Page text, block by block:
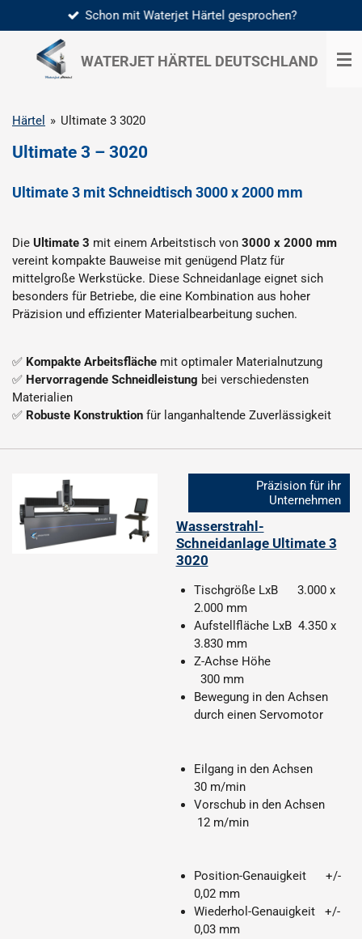
Hauptinhalt
springen
WATERJET HÄRTEL DEUTSCHLAND
Schon mit Waterjet Härtel gesprochen?
Härtel » Ultimate 3 3020
Ultimate 3 – 3020
Ultimate 3 mit Schneidtisch 3000 x 2000 mm
Die Ultimate 3 mit einem Arbeitstisch von 3000 x 2000 mm
vereint kompakte Bauweise mit genügend Platz für
mittelgroße Werkstücke. Diese Schneidanlage eignet sich
besonders für Betriebe, die eine Kombination aus hoher
Präzision und effizienter Materialbearbeitung suchen.
✅ Kompakte Arbeitsfläche mit optimaler Materialnutzung
✅ Hervorragende Schneidleistung bei verschiedensten
Materialien
✅ Robuste Konstruktion für langanhaltende Zuverlässigkeit
Präzision für ihr
Unternehmen
Wasserstrahl-
Schneidanlage Ultimate 3
3020
Tischgröße LxB 3.000 x
2.000 mm
Aufstellfläche LxB 4.350 x
3.830 mm
Z-Achse Höhe
300 mm
Bewegung in den Achsen
durch einen Servomotor
Eilgang in den Achsen
30 m/min
Vorschub in den Achsen
12 m/min
Position-Genauigkeit +/-
0,02 mm
Wiederhol-Genauigkeit +/-
0,03 mm